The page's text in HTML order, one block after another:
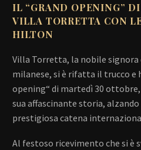
IL “GRAND OPENING”
VILLA TORRETTA CON
HILTON
Villa Torretta, la nobile
milanese, si è rifatta il trucco e
opening“ di martedì 30
sua affascinante storia,
prestigiosa catena
Al festoso ricevimento che si è